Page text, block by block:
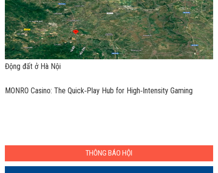
Động đất ở Hà Nội
MONRO Casino: The Quick‑Play Hub for High‑Intensity Gaming
THÔNG BÁO HỘI